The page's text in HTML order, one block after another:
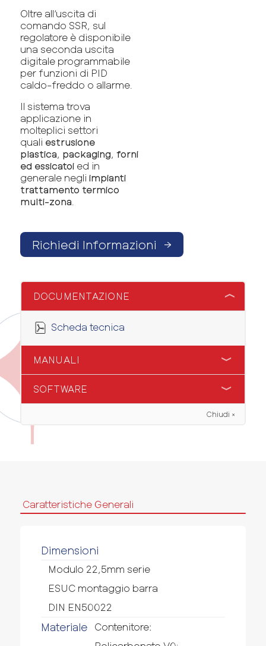
Oltre all’uscita di
comando SSR, sul
regolatore è disponibile
una seconda uscita
digitale programmabile
per funzioni di PID
caldo-freddo o allarme.
Il sistema trova
applicazione in
molteplici settori
quali estrusione
plastica, packaging, forni
ed essicatoi ed in
generale negli impianti
trattamento termico
multi-zona
Richiedi Informazioni →
DOCUMENTAZIONE
Scheda tecnica
MANUALI
Man. Inst. IT/EN
SOFTWARE
Chiudi ×
Caratteristiche Generali
Dimensioni
Modulo 22,5mm serie
ESUC montaggio barra
DIN EN50022
Materiale
Contenitore: